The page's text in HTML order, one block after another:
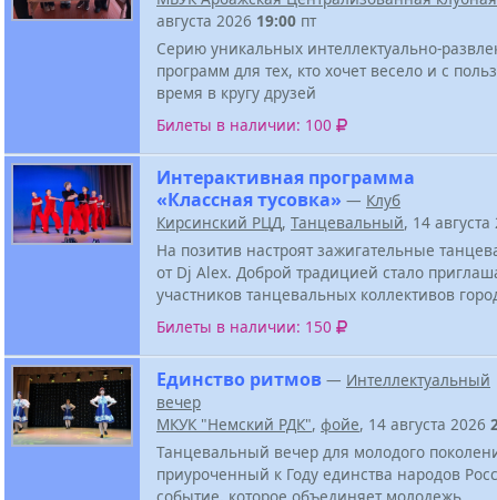
августа 2026 19:00 пт
Серию уникальных интеллектуально-
программ для тех, кто хочет весело и с
время в кругу друзей
Билеты в наличии: 100
Интерактивная программа
«Классная тусовка» — Клуб
Кирсинский РЦД, Танцевальный, 14
На позитив настроят зажигательные
от Dj Alex. Доброй традицией стало
участников танцевальных коллективов
Билеты в наличии: 150
Единство ритмов — Интеллектуальный
вечер
МКУК "Немский РДК", фойе, 14 августа 2026
Танцевальный вечер для молодого
приуроченный к Году единства народов
событие, которое объединяет молодежь